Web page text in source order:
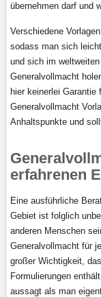
übernehmen darf und
Verschiedene
sodass man sich
und sich im
Generalvollmacht
hier keinerlei
Generalvollmacht
Anhaltspunkte und
erfahrenen
Eine ausführliche
Gebiet ist folglich
anderen Menschen
Generalvollmacht für
großer Wichtigkeit,
Formulierungen
aussagt als man